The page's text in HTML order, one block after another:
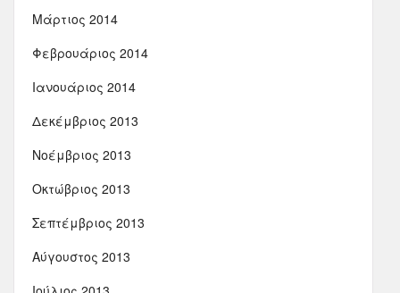
Μάρτιος 2014
Φεβρουάριος 2014
Ιανουάριος 2014
Δεκέμβριος 2013
Νοέμβριος 2013
Οκτώβριος 2013
Σεπτέμβριος 2013
Αύγουστος 2013